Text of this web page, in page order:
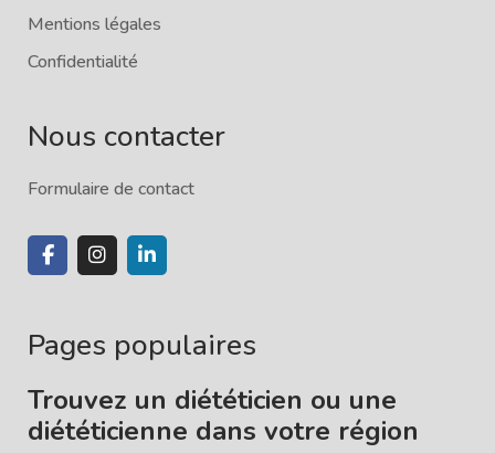
Mentions légales
Confidentialité
Nous contacter
Formulaire de contact
Pages populaires
Trouvez un diététicien ou une
diététicienne dans votre région